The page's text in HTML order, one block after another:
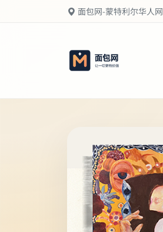
面包网-蒙特利尔华人网